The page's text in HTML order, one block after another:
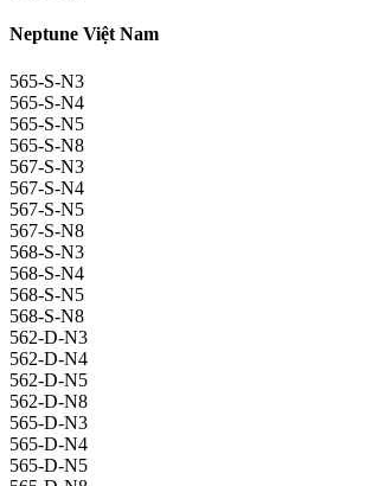
Neptune Việt Nam
565-S-N3
565-S-N4
565-S-N5
565-S-N8
567-S-N3
567-S-N4
567-S-N5
567-S-N8
568-S-N3
568-S-N4
568-S-N5
568-S-N8
562-D-N3
562-D-N4
562-D-N5
562-D-N8
565-D-N3
565-D-N4
565-D-N5